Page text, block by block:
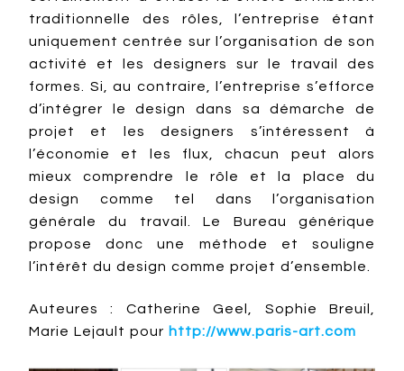
traditionnelle des rôles, l’entreprise étant
uniquement centrée sur l’organisation de son
activité et les designers sur le travail des
formes. Si, au contraire, l’entreprise s’efforce
d’intégrer le design dans sa démarche de
projet et les designers s’intéressent à
l’économie et les flux, chacun peut alors
mieux comprendre le rôle et la place du
design comme tel dans l’organisation
générale du travail. Le Bureau générique
propose donc une méthode et souligne
l’intérêt du design comme projet d’ensemble.
Auteures : Catherine Geel, Sophie Breuil,
Marie Lejault pour http://www.paris-art.com